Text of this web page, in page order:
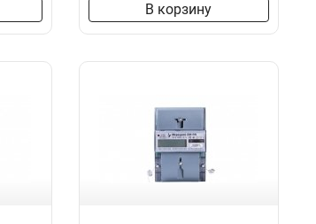
В корзину